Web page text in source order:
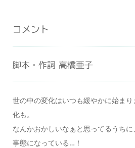
コメント
脚本・作詞 高橋亜子
世の中の変化はいつも緩やかに始ま
化も。
なんかおかしいなぁと思ってるうち
事態になっている…！